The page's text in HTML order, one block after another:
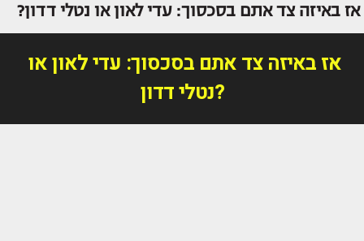
אז באיזה צד אתם בסכסוך: עדי לאון או נטלי דדון?